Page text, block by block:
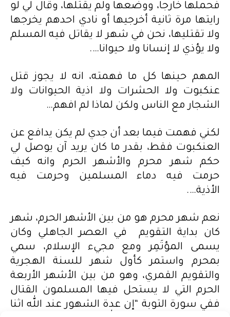
فحملها خارجا، ووضعها ولم يقتلها، وقال لي لو
رايتها مرة ثانية أخرجيها أو نادي احدهم يخرجها
ولا تقتليها، نحن في شهر لا يقاتل فيه المسلم
ولا يؤذي لا إنسانا ولا حيوانا….
المهم حينها كل ما فهمته، انه لا يجوز قتل
عنكبوت ولا الحشرات ولا اذية الحيوانات ولا
الشجار مع الناس ولكن لماذا لم افهم…
لكني فهمت فيما بعد أن جدي لم يكن يدافع عن
العنكبوت فقط، بقدر ما كان يريد آن يوصل لي
حكم شهر محرم والأشهر الحرم وانه كيف
حرمت فيه دماء المسلمين وحرمت فيه
الأذية….
نعم شهر محرم هو من بين الأشهر الحرم، شهر
كان بداية التقويم في العصر الجاهلي وكان
يسمى المؤتَمِر ومع مجيء الإسلام، سمي
بمحرم واستمر كأول شهر للسنة الهجرية
والتقويم القمري، وهو من بين الأشهر الأربعة
الحرم التي لا يستحل فيها المسلمون القتال
ففي سورة التوبة “إن عدة الشهور عند الله اثنا